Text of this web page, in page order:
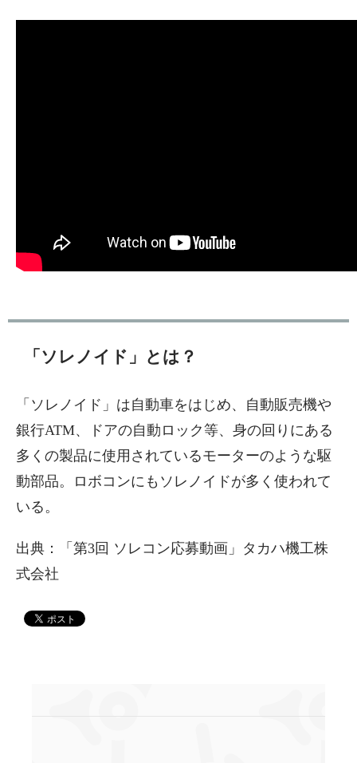
「ソレノイド」とは？
「ソレノイド」は自動車をはじめ、自動販売機や
銀行ATM、ドアの自動ロック等、身の回りにある
多くの製品に使用されているモーターのような駆
動部品。ロボコンにもソレノイドが多く使われて
いる。
出典：「第3回 ソレコン応募動画」タカハ機工株
式会社